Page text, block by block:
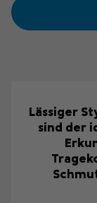
Lässiger
sind der